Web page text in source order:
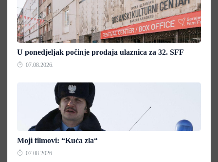
U ponedjeljak počinje prodaja ulaznica za 32. SFF
07.08.2026.
Moji filmovi: “Kuća zla“
07.08.2026.